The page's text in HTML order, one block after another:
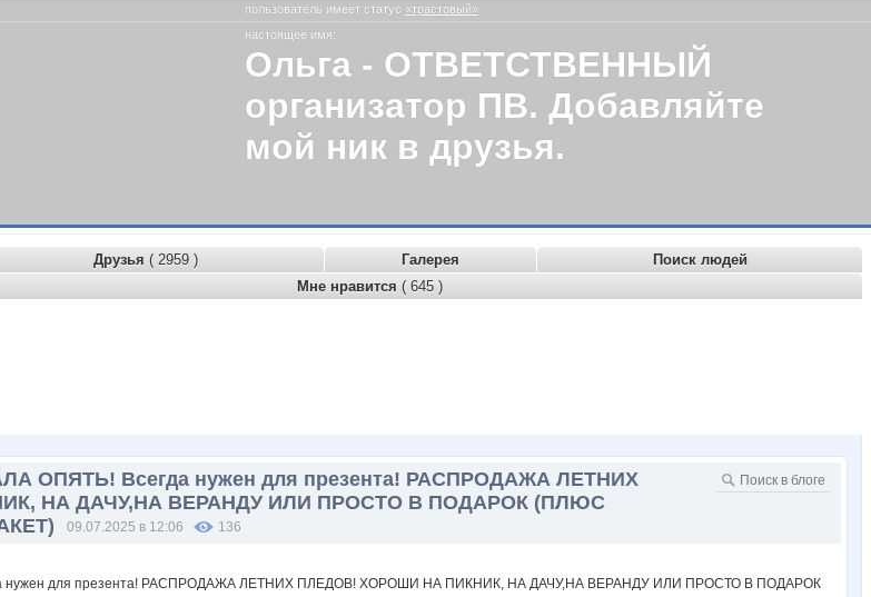
пользователь имеет статус «трастовый»
настоящее имя:
Ольга - ОТВЕТСТВЕННЫЙ
организатор ПВ. Добавляйте
мой ник в друзья.
Друзья ( 2959 ) Галерея
Поиск людей
Мне нравится ( 645 )
ОПЯТЬ! Всегда нужен для презента! РАСПРОДАЖА ЛЕТНИХ
НА ДАЧУ,НА ВЕРАНДУ ИЛИ ПРОСТО В ПОДАРОК (ПЛЮС
09.07.2025 в 12:06 136